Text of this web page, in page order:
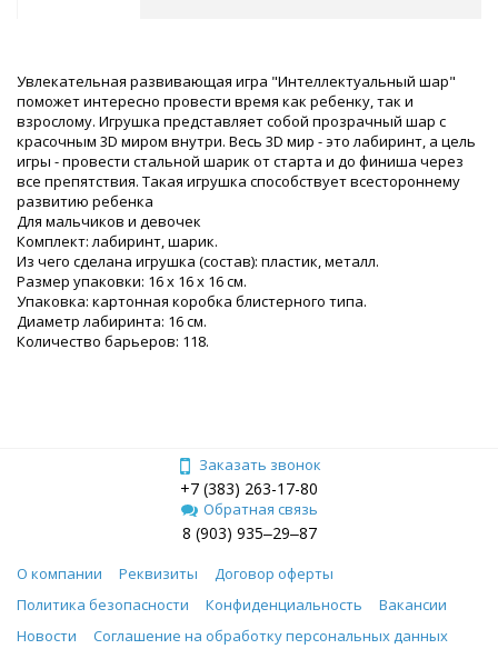
Увлекательная развивающая игра "Интеллектуальный шар"
поможет интересно провести время как ребенку, так и
взрослому. Игрушка представляет собой прозрачный шар с
красочным 3D миром внутри. Весь 3D мир - это лабиринт, а цель
игры - провести стальной шарик от старта и до финиша через
все препятствия. Такая игрушка способствует всестороннему
развитию ребенка
Для мальчиков и девочек
Комплект: лабиринт, шарик.
Из чего сделана игрушка (состав): пластик, металл.
Размер упаковки: 16 x 16 x 16 см.
Упаковка: картонная коробка блистерного типа.
Диаметр лабиринта: 16 см.
Количество барьеров: 118.
Заказать звонок
+7 (383) 263-17-80
Обратная связь
8 (903) 935‒29‒87
О компании Реквизиты
Договор оферты
Политика безопасности
Конфиденциальность
Вакансии
Новости
Соглашение на обработку персональных данных